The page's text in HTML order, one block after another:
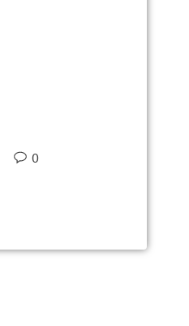
0